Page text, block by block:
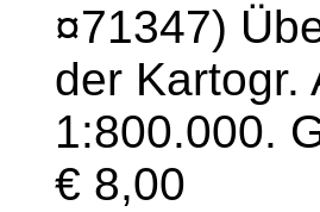
¤71347)
der Kartogr.
1:800.000.
€ 8,00